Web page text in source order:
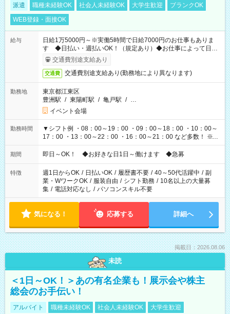
派遣 職種未経験OK 社会人未経験OK 大学生歓迎
ブランクOK
WEB登録・面接OK
給与
日給1万5000円～※実働5時間で日給7000円のお仕事もありま
す ◆日払い・週払いOK！（規定あり）◆お仕事によって日給
も異なります
交通費別途支給あり
交通費 交通費別途支給あり(勤務地により異なります)
勤務地
東京都江東区
豊洲駅 / 東陽町駅 / 亀戸駅 / …
イベント会場
勤務時間
▼シフト例 ・08：00～19：00 ・09：00～18：00 ・10：00～
17：00 ・13：00～22：00 ・16：00～21：00 など多数！ ※お
仕事により勤務時間が異なります
期間 即日～OK！ ◆お好きな日1日～働けます ◆急募
特徴 週1日からOK / 日払いOK / 履歴書不要 / 40～50代活躍中 / 副
業・WワークOK / 服装自由 / シフト勤務 / 10名以上の大量募
集 / 電話対応なし / パソコンスキル不要
気になる！ 応募する 詳細へ
掲載日：2026.08.06
未読
＜1日～OK！＞あの有名企業も！展示会や株主
総会のお手伝い！
アルバイト 職種未経験OK 社会人未経験OK
大学生歓迎